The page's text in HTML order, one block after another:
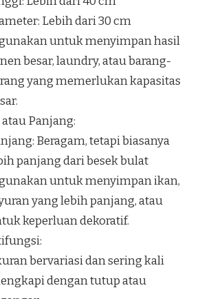
Lebih dari 30 cm
untuk menyimpan hasil
besar, laundry, atau barang-
yang memerlukan kapasitas
atau Panjang:
Beragam, tetapi biasanya
panjang dari besek bulat
untuk menyimpan ikan,
yang lebih panjang, atau
keperluan dekoratif.
bervariasi dan sering kali
dengan tutup atau